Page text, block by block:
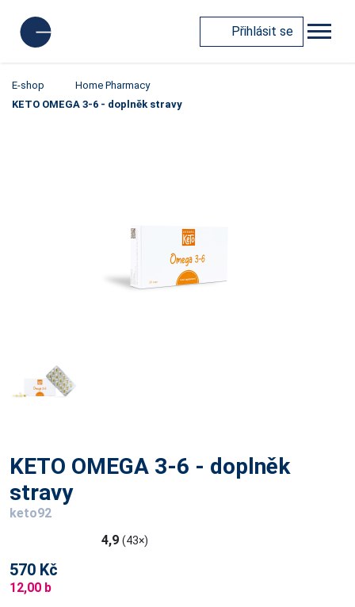
Přihlásit se
E-shop
Home Pharmacy
KETO OMEGA 3-6 - doplněk stravy
KETO OMEGA 3-6 - doplněk
stravy
keto92
4,9 (43×)
570 Kč
12,00 b